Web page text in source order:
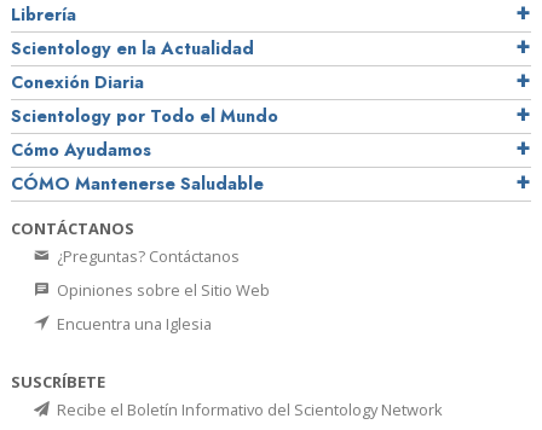
Librería
Scientology en la Actualidad
Conexión Diaria
Scientology por Todo el Mundo
Cómo Ayudamos
CÓMO Mantenerse Saludable
CONTÁCTANOS
¿Preguntas? Contáctanos
Opiniones sobre el Sitio Web
Encuentra una Iglesia
SUSCRÍBETE
Recibe el Boletín Informativo del Scientology Network